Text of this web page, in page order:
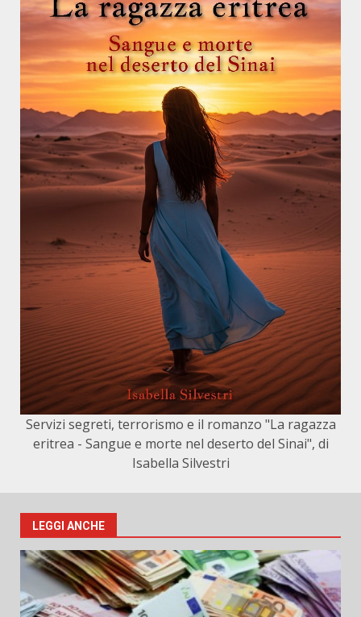
Servizi segreti, terrorismo e il romanzo "La ragazza
eritrea - Sangue e morte nel deserto del Sinai", di
Isabella Silvestri
LEGGI ANCHE